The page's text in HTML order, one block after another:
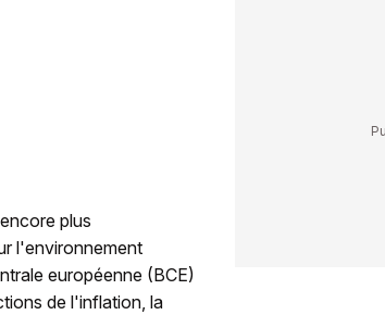
plus
l'environnement
européenne (BCE)
de l'inflation, la